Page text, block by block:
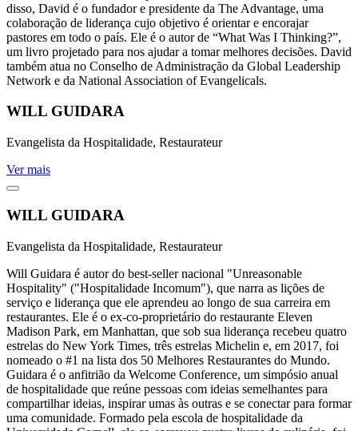
disso, David é o fundador e presidente da The Advantage, uma
colaboração de liderança cujo objetivo é orientar e encorajar
pastores em todo o país. Ele é o autor de “What Was I Thinking?”,
um livro projetado para nos ajudar a tomar melhores decisões. David
também atua no Conselho de Administração da Global Leadership
Network e da National Association of Evangelicals.
WILL GUIDARA
Evangelista da Hospitalidade, Restaurateur
Ver mais
WILL GUIDARA
Evangelista da Hospitalidade, Restaurateur
Will Guidara é autor do best-seller nacional "Unreasonable
Hospitality" ("Hospitalidade Incomum"), que narra as lições de
serviço e liderança que ele aprendeu ao longo de sua carreira em
restaurantes. Ele é o ex-co-proprietário do restaurante Eleven
Madison Park, em Manhattan, que sob sua liderança recebeu quatro
estrelas do New York Times, três estrelas Michelin e, em 2017, foi
nomeado o #1 na lista dos 50 Melhores Restaurantes do Mundo.
Guidara é o anfitrião da Welcome Conference, um simpósio anual
de hospitalidade que reúne pessoas com ideias semelhantes para
compartilhar ideias, inspirar umas às outras e se conectar para formar
uma comunidade. Formado pela escola de hospitalidade da